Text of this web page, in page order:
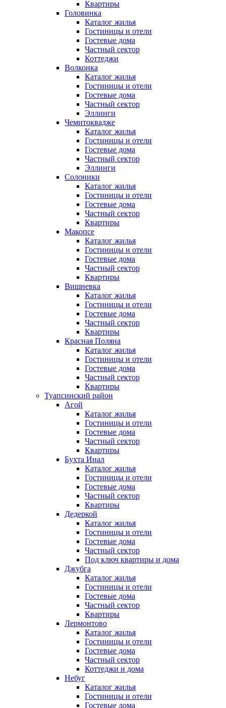
Квартиры
Головинка
Каталог жилья
Гостиницы и отели
Гостевые дома
Частный сектор
Коттеджи
Волконка
Каталог жилья
Гостиницы и отели
Гостевые дома
Частный сектор
Эллинги
Чемитоквадже
Каталог жилья
Гостиницы и отели
Гостевые дома
Частный сектор
Эллинги
Солоники
Каталог жилья
Гостиницы и отели
Гостевые дома
Частный сектор
Квартиры
Макопсе
Каталог жилья
Гостиницы и отели
Гостевые дома
Частный сектор
Квартиры
Вишневка
Каталог жилья
Гостиницы и отели
Гостевые дома
Частный сектор
Квартиры
Красная Поляна
Каталог жилья
Гостиницы и отели
Гостевые дома
Частный сектор
Квартиры
Туапсинский район
Агой
Каталог жилья
Гостиницы и отели
Гостевые дома
Частный сектор
Квартиры
Бухта Инал
Каталог жилья
Гостиницы и отели
Гостевые дома
Частный сектор
Квартиры
Дедеркой
Каталог жилья
Гостиницы и отели
Гостевые дома
Частный сектор
Под ключ квартиры и дома
Джубга
Каталог жилья
Гостиницы и отели
Гостевые дома
Частный сектор
Квартиры
Лермонтово
Каталог жилья
Гостиницы и отели
Гостевые дома
Частный сектор
Коттеджи и дома
Небуг
Каталог жилья
Гостиницы и отели
Гостевые дома